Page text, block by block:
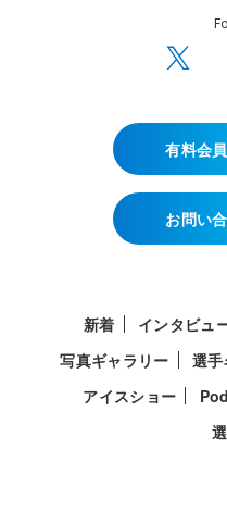
有料会
お問い
新着 インタビュ
写真ギャラリー
選
アイスショー